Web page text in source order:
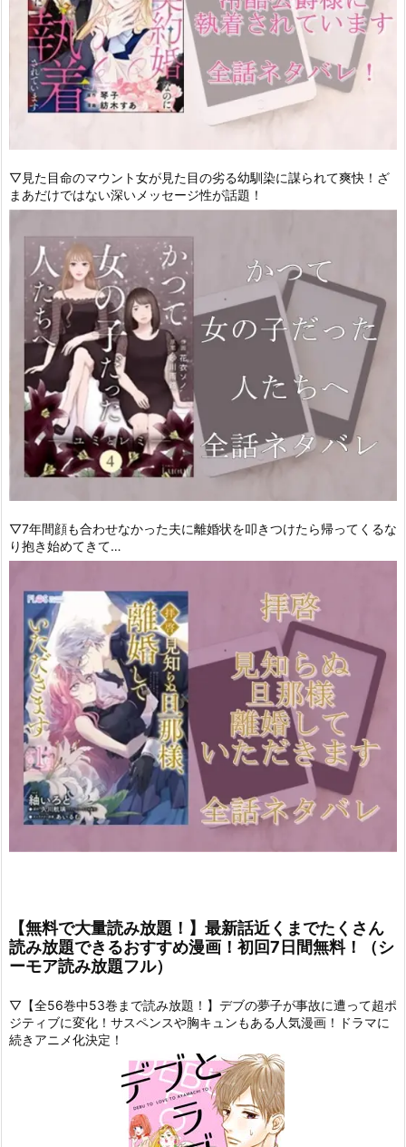
▽見た目命のマウント女が見た目の劣る幼馴染に謀られて爽快！ざ
まあだけではない深いメッセージ性が話題！
▽7年間顔も合わせなかった夫に離婚状を叩きつけたら帰ってくるな
り抱き始めてきて…
【無料で大量読み放題！】最新話近くまでたくさん
読み放題できるおすすめ漫画！初回7日間無料！（シ
ーモア読み放題フル）
▽【全56巻中53巻まで読み放題！】デブの夢子が事故に遭って超ポ
ジティブに変化！サスペンスや胸キュンもある人気漫画！ドラマに
続きアニメ化決定！